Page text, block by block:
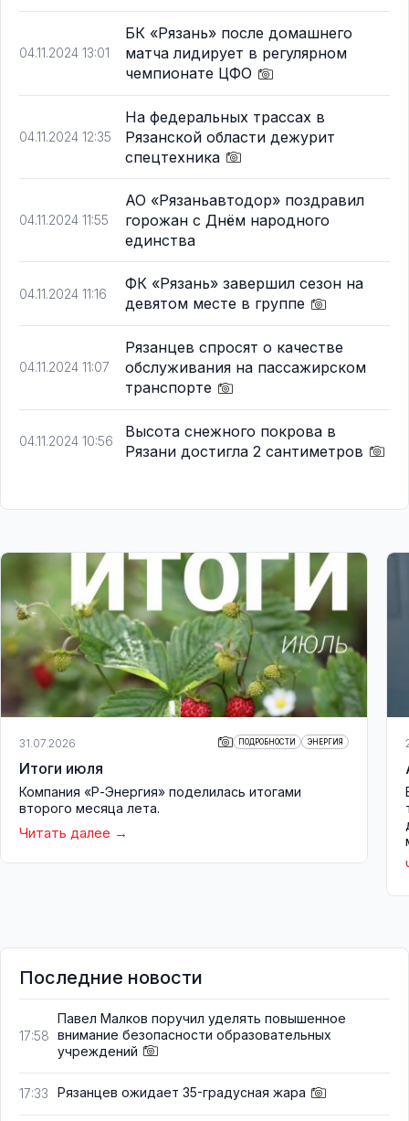
04.11.2024 13:01
БК «Рязань» после домашнего
матча лидирует в регулярном
чемпионате ЦФО
04.11.2024 12:35
На федеральных трассах в
Рязанской области дежурит
спецтехника
04.11.2024 11:55
АО «Рязаньавтодор» поздравил
горожан с Днём народного
единства
04.11.2024 11:16
ФК «Рязань» завершил сезон на
девятом месте в группе
04.11.2024 11:07
Рязанцев спросят о качестве
обслуживания на пассажирском
транспорте
04.11.2024 10:56
Высота снежного покрова в
Рязани достигла 2 сантиметров
31.07.2026 ПОДРОБНОСТИ ЭНЕРГИЯ
Итоги июля
Компания «Р-Энергия» поделилась итогами
второго месяца лета.
Читать далее
Последние новости
17:58
Павел Малков поручил уделять повышенное
внимание безопасности образовательных
учреждений
17:33 Рязанцев ожидает 35-градусная жара